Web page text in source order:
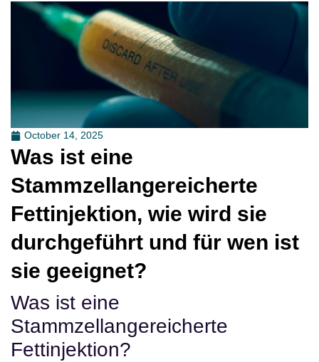
October 14, 2025
Was ist eine
Stammzellangereicherte
Fettinjektion, wie wird sie
durchgeführt und für wen ist
sie geeignet?
Was ist eine
Stammzellangereicherte
Fettinjektion?